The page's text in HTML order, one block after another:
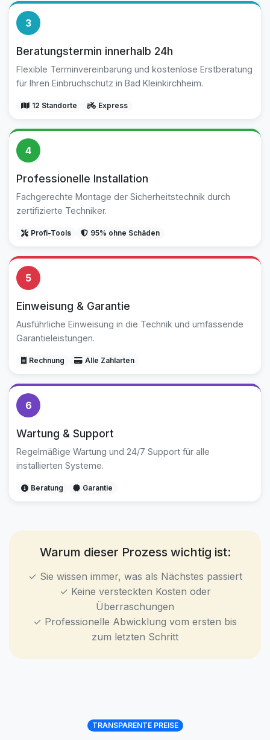
3
Beratungstermin innerhalb 24h
Flexible Terminvereinbarung und kostenlose Erstberatung
für Ihren Einbruchschutz in Bad Kleinkirchheim.
12 Standorte Express
4
Professionelle Installation
Fachgerechte Montage der Sicherheitstechnik durch
zertifizierte Techniker.
Profi-Tools 95% ohne Schäden
5
Einweisung & Garantie
Ausführliche Einweisung in die Technik und umfassende
Garantieleistungen.
Rechnung Alle Zahlarten
6
Wartung & Support
Regelmäßige Wartung und 24/7 Support für alle
installierten Systeme.
Beratung Garantie
Warum dieser Prozess wichtig ist:
✓ Sie wissen immer, was als Nächstes passiert
✓ Keine versteckten Kosten oder
Überraschungen
✓ Professionelle Abwicklung vom ersten bis
zum letzten Schritt
TRANSPARENTE PREISE